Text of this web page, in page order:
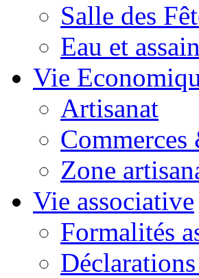
Salle des
Eau et
Vie
Artisanat
Commerces
Zone
Vie associative
Formalités